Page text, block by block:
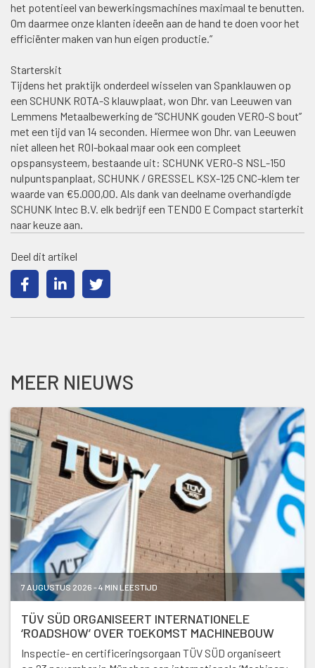
het potentieel van bewerkingsmachines maximaal te benutten.
Om daarmee onze klanten ideeën aan de hand te doen voor het
efficiënter maken van hun eigen productie.”
Starterskit
Tijdens het praktijk onderdeel wisselen van Spanklauwen op
een SCHUNK ROTA-S klauwplaat, won Dhr. van Leeuwen van
Lemmens Metaalbewerking de ‘’SCHUNK gouden VERO-S bout’’
met een tijd van 14 seconden. Hiermee won Dhr. van Leeuwen
niet alleen het ROI-bokaal maar ook een compleet
opspansysteem, bestaande uit: SCHUNK VERO-S NSL-150
nulpuntspanplaat, SCHUNK / GRESSEL KSX-125 CNC-klem ter
waarde van €5.000,00. Als dank van deelname overhandigde
SCHUNK Intec B.V. elk bedrijf een TENDO E Compact starterkit
naar keuze aan.
Deel dit artikel
MEER NIEUWS
7 AUGUSTUS 2026 - 4 MIN LEESTIJD
TÜV SÜD ORGANISEERT INTERNATIONELE
‘ROADSHOW’ OVER TOEKOMST MACHINEBOUW
Inspectie- en certificeringsorgaan TÜV SÜD organiseert